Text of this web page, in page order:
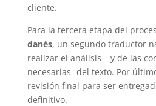
cliente.
Para la tercera etapa del
danés, un segundo traductor
realizar el análisis – y de las
necesarias- del texto. Por
revisión final para ser
definitivo.